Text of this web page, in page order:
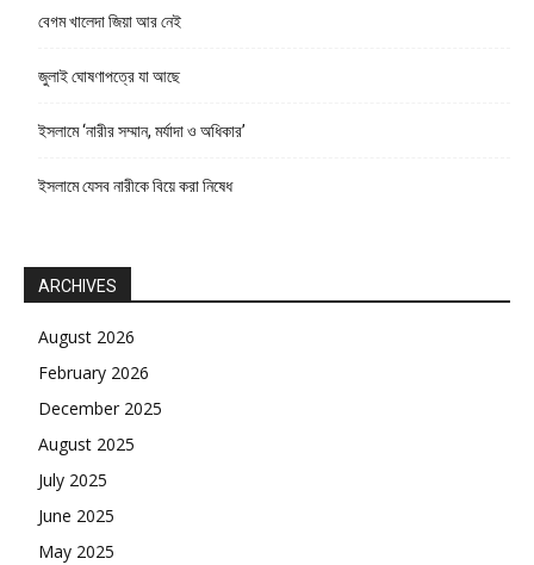
বেগম খালেদা জিয়া আর নেই
জুলাই ঘোষণাপত্রে যা আছে
ইসলামে ‘নারীর সম্মান, মর্যাদা ও অধিকার’
ইসলামে যেসব নারীকে বিয়ে করা নিষেধ
ARCHIVES
August 2026
February 2026
December 2025
August 2025
July 2025
June 2025
May 2025